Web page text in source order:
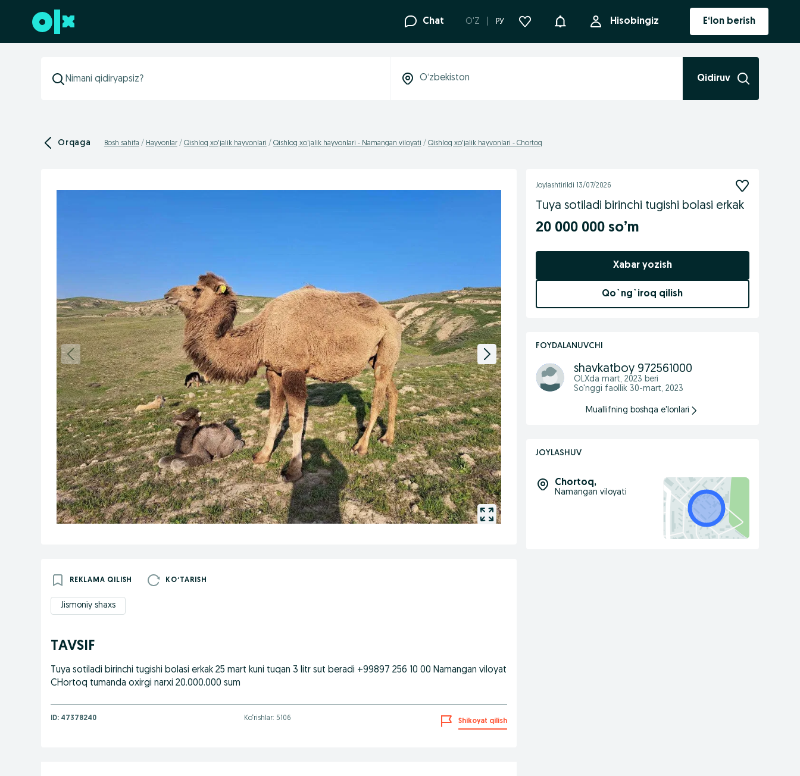
Futerga oʻtish Chat O'Z РУ Bildirishnoma Hisobingiz E‘lon berish
Qidiruv
Orqaga Bosh sahifa Hayvonlar Qishloq xo'jalik hayvonlari Qishloq xo'jalik hayvonlari - Namangan viloyati Qishloq xo'jalik hayvonlari - Chortoq
REKLAMA QILISH KOʻTARISH
Jismoniy shaxs
TAVSIF
Tuya sotiladi birinchi tugishi bolasi erkak 25 mart kuni tuqan 3 litr sut beradi +99897 256 10 00 Namangan viloyat
CHortoq tumanda oxirgi narxi 20.000.000 sum
ID: 47378240 Ko‘rishlar: 5106 Shikoyat qilish
Joylashtirildi 13/07/2026
Tuya sotiladi birinchi tugishi bolasi erkak
20 000 000 so’m
Xabar yozish
Qo`ng`iroq qilish
FOYDALANUVCHI
shavkatboy 972561000
OLXda mart, 2023 beri
So'nggi faollik 30-mart, 2023
Muallifning boshqa e'lonlari
JOYLASHUV
Chortoq,
Namangan viloyati